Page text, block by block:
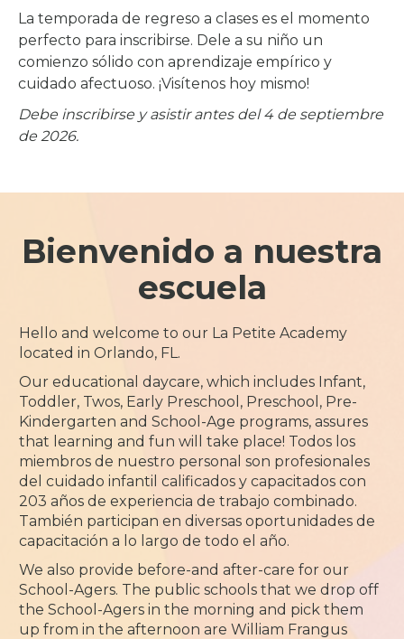
La temporada de regreso a clases es el momento
perfecto para inscribirse. Dele a su niño un
comienzo sólido con aprendizaje empírico y
cuidado afectuoso. ¡Visítenos hoy mismo!
Debe inscribirse y asistir antes del 4 de septiembre
de 2026.
Bienvenido a nuestra
escuela
Hello and welcome to our La Petite Academy
located in Orlando, FL.
Our educational daycare, which includes Infant,
Toddler, Twos, Early Preschool, Preschool, Pre-
Kindergarten and School-Age programs, assures
that learning and fun will take place! Todos los
miembros de nuestro personal son profesionales
del cuidado infantil calificados y capacitados con
203 años de experiencia de trabajo combinado.
También participan en diversas oportunidades de
capacitación a lo largo de todo el año.
We also provide before-and after-care for our
School-Agers. The public schools that we drop off
the School-Agers in the morning and pick them
up from in the afternoon are William Frangus